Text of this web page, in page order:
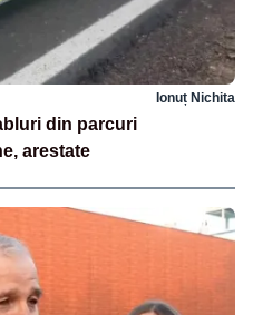
Ionuț Nichita
din parcuri
arestate